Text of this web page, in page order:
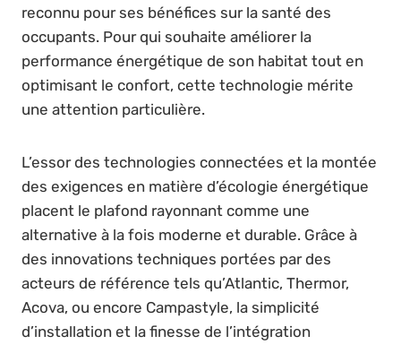
reconnu pour ses bénéfices sur la santé des
occupants. Pour qui souhaite améliorer la
performance énergétique de son habitat tout en
optimisant le confort, cette technologie mérite
une attention particulière.
L’essor des technologies connectées et la montée
des exigences en matière d’écologie énergétique
placent le plafond rayonnant comme une
alternative à la fois moderne et durable. Grâce à
des innovations techniques portées par des
acteurs de référence tels qu’Atlantic, Thermor,
Acova, ou encore Campastyle, la simplicité
d’installation et la finesse de l’intégration